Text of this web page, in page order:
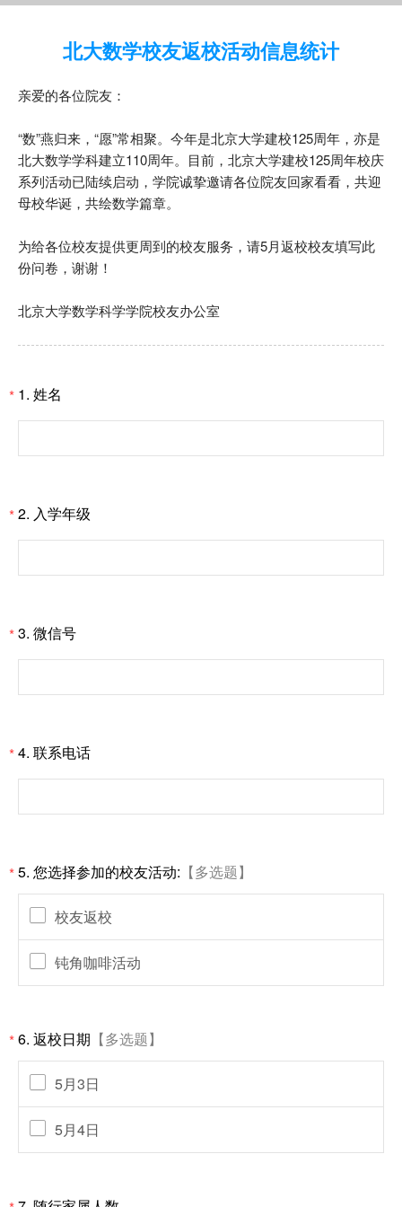
北大数学校友返校活动信息统计
亲爱的各位院友：
“数”燕归来，“愿”常相聚。今年是北京大学建校125周年，亦是
北大数学学科建立110周年。目前，北京大学建校125周年校庆
系列活动已陆续启动，学院诚挚邀请各位院友回家看看，共迎
母校华诞，共绘数学篇章。
为给各位校友提供更周到的校友服务，请5月返校校友填写此
份问卷，谢谢！
北京大学数学科学学院校友办公室
* 1. 姓名
*2. 入学年级
*3. 微信号
*4. 联系电话
*5. 您选择参加的校友活动: 【多选题】
校友返校
钝角咖啡活动
*6. 返校日期 【多选题】
5月3日
5月4日